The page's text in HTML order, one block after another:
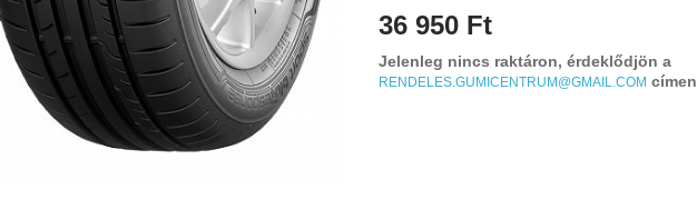
36 950 Ft
Jelenleg nincs raktáron, érdeklődjön a
RENDELES.GUMICENTRUM@GMAIL.COM címen